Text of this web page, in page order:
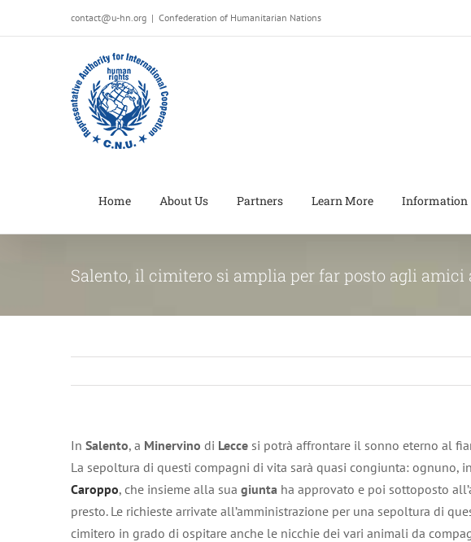
al
contact@u-hn.org | Confederation of Humanitarian Nations
Home About Us Partners Learn More Information
Salento, il cimitero si amplia per far posto agli amici
In Salento, a Minervino di Lecce si potrà affrontare il sonno eterno al
La sepoltura di questi compagni di vita sarà quasi congiunta: ognuno,
Caroppo, che insieme alla sua giunta ha approvato e poi sottoposto
presto. Le richieste arrivate all’amministrazione per una sepoltura di
cimitero in grado di ospitare anche le nicchie dei vari animali da